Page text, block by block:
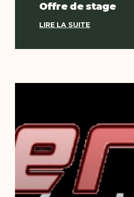
Offre de stage
LIRE LA SUITE